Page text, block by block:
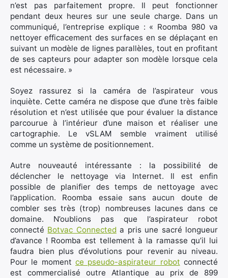
n’est pas parfaitement propre. Il peut fonctionner
pendant deux heures sur une seule charge. Dans un
communiqué, l’entreprise explique : « Roomba 980 va
nettoyer efficacement des surfaces en se déplaçant en
suivant un modèle de lignes parallèles, tout en profitant
de ses capteurs pour adapter son modèle lorsque cela
est nécessaire. »
Soyez rassurez si la caméra de l’aspirateur vous
inquiète. Cette caméra ne dispose que d’une très faible
résolution et n’est utilisée que pour évaluer la distance
parcourue à l’intérieur d’une maison et réaliser une
cartographie. Le vSLAM semble vraiment utilisé
comme un système de positionnement.
Autre nouveauté intéressante : la possibilité de
déclencher le nettoyage via Internet. Il est enfin
possible de planifier des temps de nettoyage avec
l’application. Roomba essaie sans aucun doute de
combler ses très (trop) nombreuses lacunes dans ce
domaine. N’oublions pas que l’aspirateur robot
connecté Botvac Connected a pris une sacré longueur
d’avance ! Roomba est tellement à la ramasse qu’il lui
faudra bien plus d’évolutions pour revenir au niveau.
Pour le moment ce pseudo-aspirateur robot connecté
est commercialisé outre Atlantique au prix de 899